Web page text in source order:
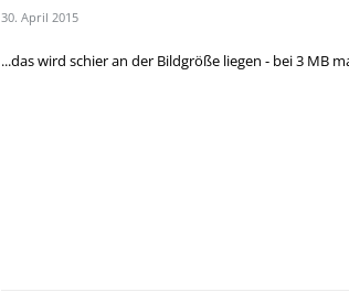
30. April 2015
...das wird schier an der Bildgröße liegen - bei 3 MB